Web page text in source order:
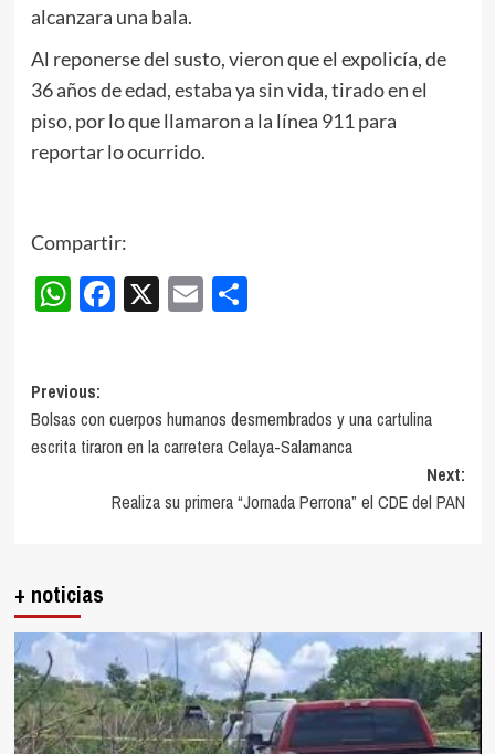
alcanzara una bala.
Al reponerse del susto, vieron que el expolicía, de
36 años de edad, estaba ya sin vida, tirado en el
piso, por lo que llamaron a la línea 911 para
reportar lo ocurrido.
Compartir:
WhatsApp
Facebook
X EmailCompartir
Post
navigation
Previous:
Bolsas con cuerpos humanos desmembrados y una cartulina
escrita tiraron en la carretera Celaya-Salamanca
Next:
Realiza su primera “Jornada Perrona” el CDE del PAN
+ noticias